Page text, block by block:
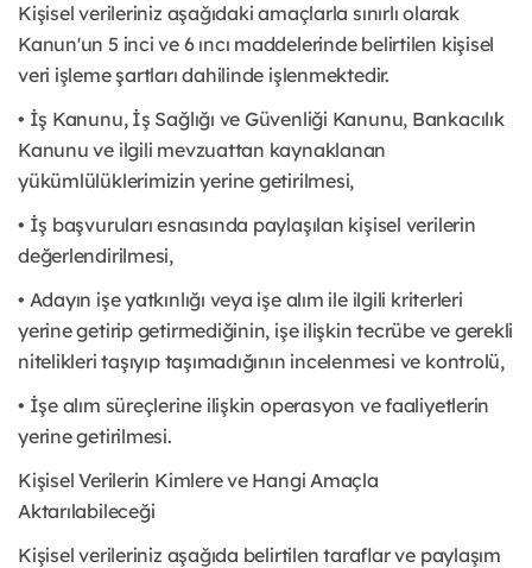
Kişisel verileriniz aşağıdaki amaçlarla sınırlı olarak
Kanun'un 5 inci ve 6 ıncı maddelerinde belirtilen kişisel
veri işleme şartları dahilinde işlenmektedir.
• İş Kanunu, İş Sağlığı ve Güvenliği Kanunu, Bankacılık
Kanunu ve ilgili mevzuattan kaynaklanan
yükümlülüklerimizin yerine getirilmesi,
• İş başvuruları esnasında paylaşılan kişisel verilerin
değerlendirilmesi,
• Adayın işe yatkınlığı veya işe alım ile ilgili kriterleri
yerine getirip getirmediğinin, işe ilişkin tecrübe ve gerekli
nitelikleri taşıyıp taşımadığının incelenmesi ve kontrolü,
• İşe alım süreçlerine ilişkin operasyon ve faaliyetlerin
yerine getirilmesi.
Kişisel Verilerin Kimlere ve Hangi Amaçla
Aktarılabileceği
Kişisel verileriniz aşağıda belirtilen taraflar ve paylaşım